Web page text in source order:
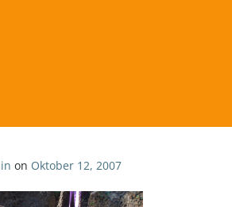
on Oktober 12, 2007